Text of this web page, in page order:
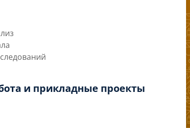
и прикладные проекты